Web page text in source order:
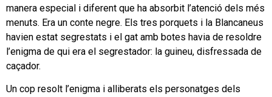
manera especial i diferent que ha absorbit l’atenció dels més
menuts. Era un conte negre. Els tres porquets i la Blancaneus
havien estat segrestats i el gat amb botes havia de resoldre
l’enigma de qui era el segrestador: la guineu, disfressada de
caçador.
Un cop resolt l’enigma i alliberats els personatges dels